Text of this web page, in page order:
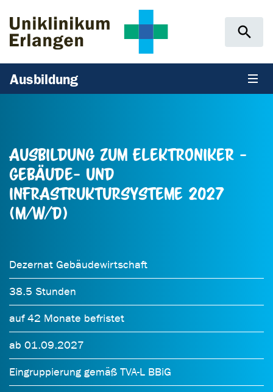
Ausbildung
Ausbildung zum Elektroniker -
Gebäude- und
Infrastruktursysteme 2027
(m/w/d)
Dezernat Gebäudewirtschaft
38.5 Stunden
auf 42 Monate befristet
ab 01.09.2027
Eingruppierung gemäß TVA-L BBiG